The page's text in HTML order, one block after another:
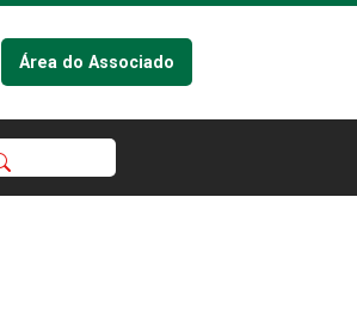
Área do Associado